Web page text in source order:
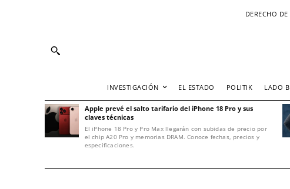
DERECHO
INVESTIGACIÓN EL ESTADO POLITIK LADO B
Apple prevé el salto tarifario del iPhone 18 Pro y sus
claves técnicas
El iPhone 18 Pro y Pro Max llegarán con subidas de precio por
el chip A20 Pro y memorias DRAM. Conoce fechas, precios y
especificaciones.